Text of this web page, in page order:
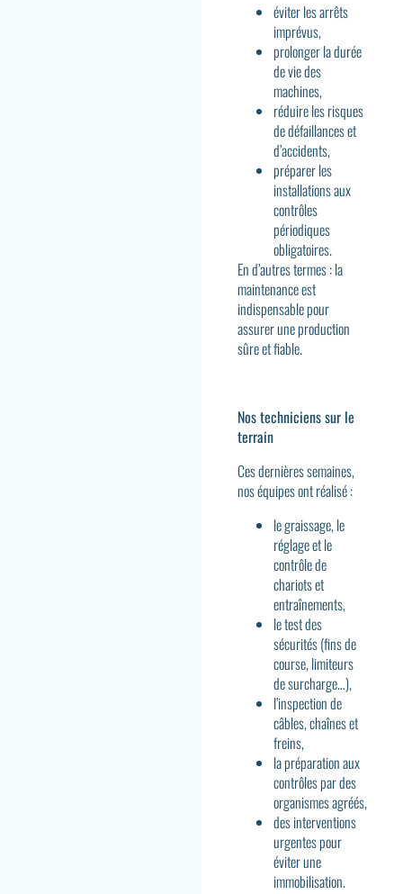
éviter les arrêts
imprévus,
prolonger la durée
de vie des
machines,
réduire les risques
de défaillances et
d’accidents,
préparer les
installations aux
contrôles
périodiques
obligatoires.
En d’autres termes : la
maintenance est
indispensable pour
assurer une production
sûre et fiable.
Nos techniciens sur le
terrain
Ces dernières semaines,
nos équipes ont réalisé :
le graissage, le
réglage et le
contrôle de
chariots et
entraînements,
le test des
sécurités (fins de
course, limiteurs
de surcharge…),
l’inspection de
câbles, chaînes et
freins,
la préparation aux
contrôles par des
organismes agréés,
des interventions
urgentes pour
éviter une
immobilisation.